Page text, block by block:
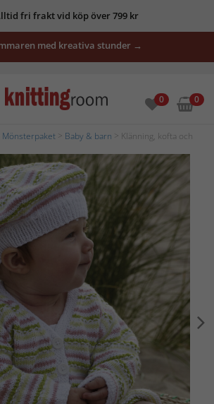
fri frakt vid köp över 799 kr
med kreativa stunder →
0 0
Mönsterpaket Baby & barn > Klänning, kofta och